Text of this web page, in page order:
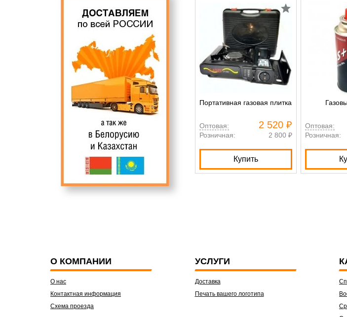
Портативная газовая плитка
Оптовая: 2 520 ₽
Розничная: 2 800 ₽
Купить
Оптовая:
Розничная:
О КОМПАНИИ
О нас
Контактная информация
Схема проезда
УСЛУГИ
Доставка
Печать вашего логотипа